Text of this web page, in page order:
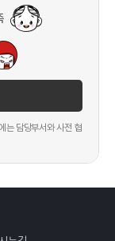
는 담당부서와 사전 협